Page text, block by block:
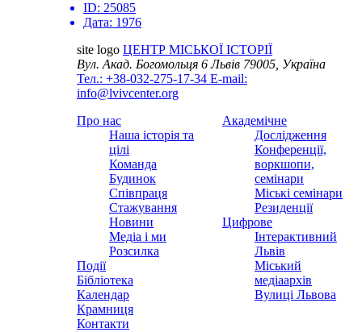
ID: 25085
Дата: 1976
site logo ЦЕНТР МІСЬКОЇ ІСТОРІЇ
Вул. Акад. Богомольця 6Львів 79005, Україна
Тел.: +38-032-275-17-34 E-mail:
info@lvivcenter.org
Про нас
Наша історія та
цілі
Команда
Будинок
Співпраця
Стажування
Новини
Медіа і ми
Розсилка
Події
Бібліотека
Календар
Крамниця
Контакти
Академічне
Дослідження
Конференції,
воркшопи,
семінари
Міські семінари
Резиденції
Цифрове
Інтерактивний
Львів
Міський
медіаархів
Вулиці Львова